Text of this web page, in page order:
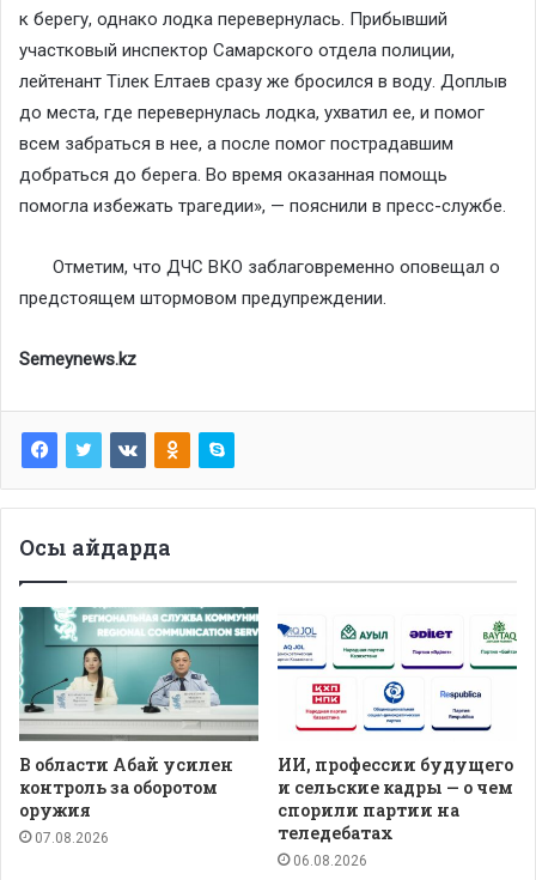
к берегу, однако лодка перевернулась. Прибывший
участковый инспектор Самарского отдела полиции,
лейтенант Тілек Елтаев сразу же бросился в воду. Доплыв
до места, где перевернулась лодка, ухватил ее,​ и​ помог
всем забраться в нее, а после помог пострадавшим
добраться до берега. Во время оказанная помощь
помогла избежать трагедии», — пояснили в пресс-службе.
​ ​ ​ ​ ​ ​ ​ Отметим, что ДЧС ВКО заблаговременно оповещал о
предстоящем​ штормовом предупреждении.
Semeynews.kz
Осы айдарда
В области Абай усилен
контроль за оборотом
оружия
07.08.2026
ИИ, профессии будущего
и сельские кадры — о чем
спорили партии на
теледебатах
06.08.2026